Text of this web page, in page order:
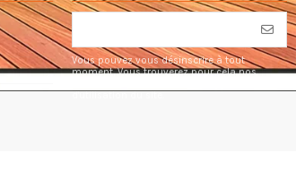
Vous pouvez vous désinscrire à tout
moment. Vous trouverez pour cela nos
d'utilisation du site.